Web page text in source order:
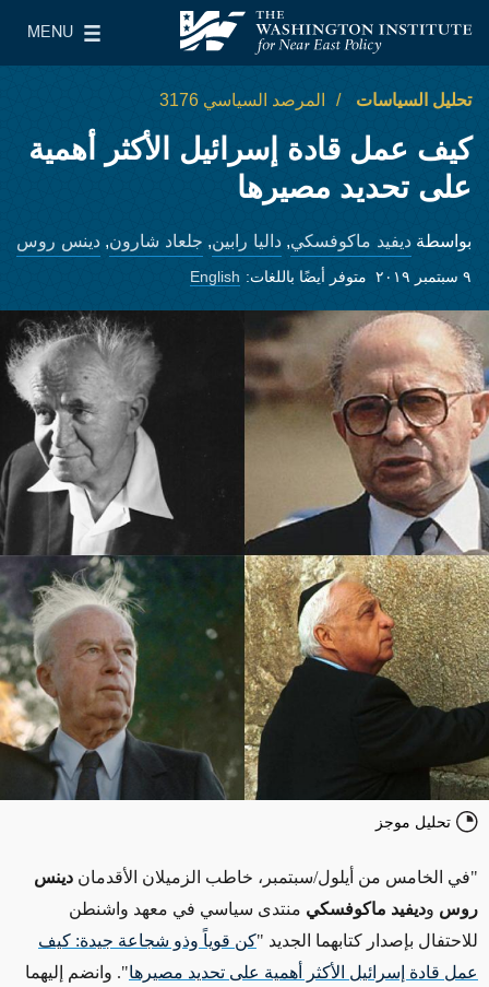
معهد واشنطن لسياسات الشرق الأدنى
MENU
Main Menu
تحليل السياسات المرصد السياسي 3176
كيف عمل قادة إسرائيل الأكثر أهمية
على تحديد مصيرها
بواسطة ديفيد ماكوفسكي, داليا رابين, جلعاد شارون, دينس روس
٩ سبتمبر ٢٠١٩ متوفر أيضًا باللغات: English
تحليل موجز
"في الخامس من أيلول/سبتمبر، خاطب الزميلان الأقدمان دينس
روس وديفيد ماكوفسكي منتدى سياسي في معهد واشنطن
للاحتفال بإصدار كتابهما الجديد "كن قوياً وذو شجاعة جيدة: كيف
عمل قادة إسرائيل الأكثر أهمية على تحديد مصيرها". وانضم إليهما